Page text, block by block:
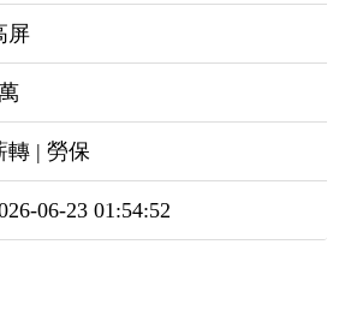
屏
轉 | 勞保
06-23 01:54:52